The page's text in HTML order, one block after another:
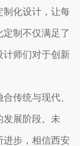
制化设计，让每
制不仅满足了
计师们对于创新
传统与现代、
发展阶段。未
进步，相信西安